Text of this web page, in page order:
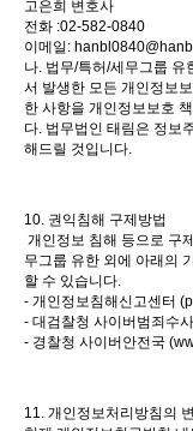
고은희 변호사
전화 :02-582-0840
이메일:
나. 법무/특허/세무그룹 유
서 발생한 모든 개인정보
한 사항을 개인정보보호
다. 법무법인 태림은 정보
해드릴 것입니다.
10. 권익침해 구제방법
개인정보 침해 등으로 구
무그룹 유한 외에 아래의
할 수 있습니다.
- 개인정보침해신고센터
- 대검찰청 사이버범죄수
- 경찰청 사이버안전국 (
11. 개인정보처리방침의